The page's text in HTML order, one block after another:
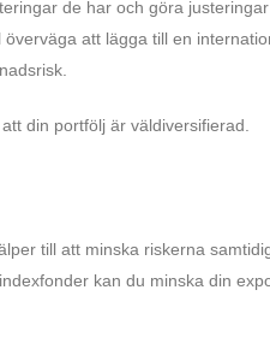
de har och göra
att lägga till en
din portfölj är väldiversifierad.
till att minska riskerna
kan du minska din